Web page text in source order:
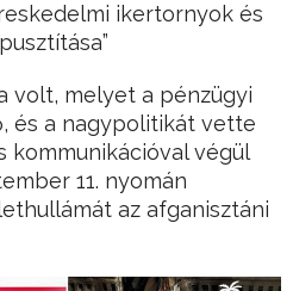
ikertornyok és
volt, melyet a pénzügyi
és a nagypolitikát vette
kommunikációval végül
11. nyomán
az afganisztáni